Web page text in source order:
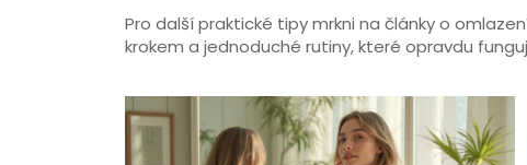
Pro další praktické tipy mrkni na články o
krokem a jednoduché rutiny, které opravdu